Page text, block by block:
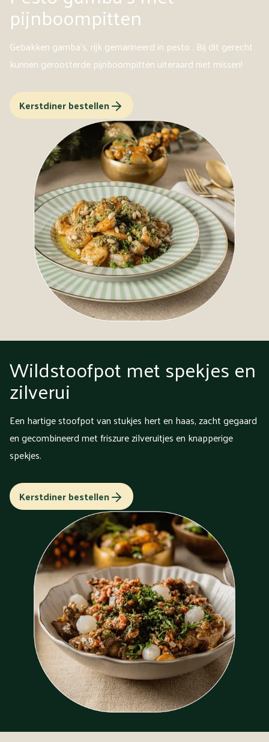
pijnboompitten
Gebakken gamba's, rijk gemarineerd in pesto . Bij dit gerecht
kunnen geroosterde pijnboompitten uiteraard niet missen!
Kerstdiner bestellen
Wildstoofpot met spekjes en
zilverui
Een hartige stoofpot van stukjes hert en haas, zacht gegaard
en gecombineerd met friszure zilveruitjes en knapperige
spekjes.
Kerstdiner bestellen